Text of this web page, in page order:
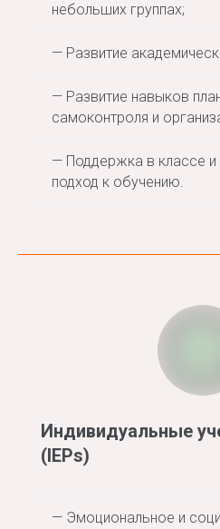
небольших группах;
— Развитие
— Развитие навыков
самоконтроля и
— Поддержка в классе и
подход к обучению.
Индивидуальные
(IEPs)
— Эмоциональное и